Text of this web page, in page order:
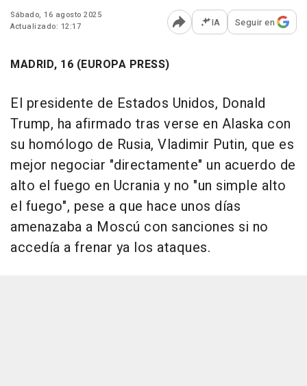
Sábado, 16 agosto 2025
Actualizado: 12:17
Abrir opciones para
IA Seguir en
MADRID, 16 (EUROPA PRESS)
El presidente de Estados Unidos, Donald
Trump, ha afirmado tras verse en Alaska con
su homólogo de Rusia, Vladimir Putin, que es
mejor negociar "directamente" un acuerdo de
alto el fuego en Ucrania y no "un simple alto
el fuego", pese a que hace unos días
amenazaba a Moscú con sanciones si no
accedía a frenar ya los ataques.